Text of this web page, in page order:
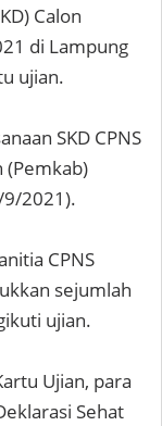
Calon
di Lampung
ujian.
SKD CPNS
(Pemkab)
9/2021).
CPNS
sejumlah
ujian.
Ujian, para
Sehat